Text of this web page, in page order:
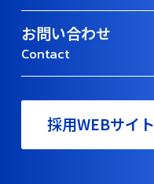
お問い合わせ
Contact
採用WEBサイト